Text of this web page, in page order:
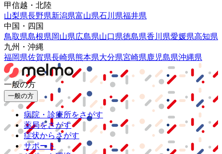
甲信越・北陸
山梨県長野県新潟県富山県石川県福井県
中国・四国
鳥取県島根県岡山県広島県山口県徳島県香川県愛媛県高知県
九州・沖縄
福岡県佐賀県長崎県熊本県大分県宮崎県鹿児島県沖縄県
一般の方
一般の方
病院・診療所をさがす
薬局をさがす
症状からさがす
サポート